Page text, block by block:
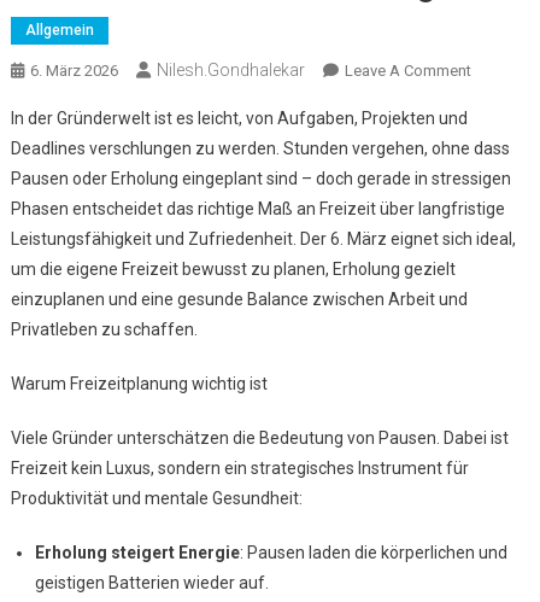
Allgemein
6. März 2026 Nilesh.gondhalekar Leave A CommentOn
Planen
–
Balance
Zwischen
In der Gründerwelt ist es leicht, von Aufgaben, Projekten und
Deadlines verschlungen zu werden. Stunden vergehen, ohne dass
Pausen oder Erholung eingeplant sind – doch gerade in stressigen
Phasen entscheidet das richtige Maß an Freizeit über langfristige
Leistungsfähigkeit und Zufriedenheit. Der 6. März eignet sich ideal,
um die eigene Freizeit bewusst zu planen, Erholung gezielt
einzuplanen und eine gesunde Balance zwischen Arbeit und
Privatleben zu schaffen.
Warum Freizeitplanung wichtig ist
Viele Gründer unterschätzen die Bedeutung von Pausen. Dabei ist
Freizeit kein Luxus, sondern ein strategisches Instrument für
Produktivität und mentale Gesundheit:
Erholung steigert Energie: Pausen laden die körperlichen und
geistigen Batterien wieder auf.